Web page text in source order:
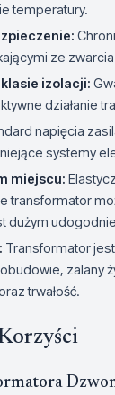
temperatury.
ze
izolacji:
działanie
napięcia
systemy
miejscu:
transformator
dużym
Transformator
zalany
trwałość.